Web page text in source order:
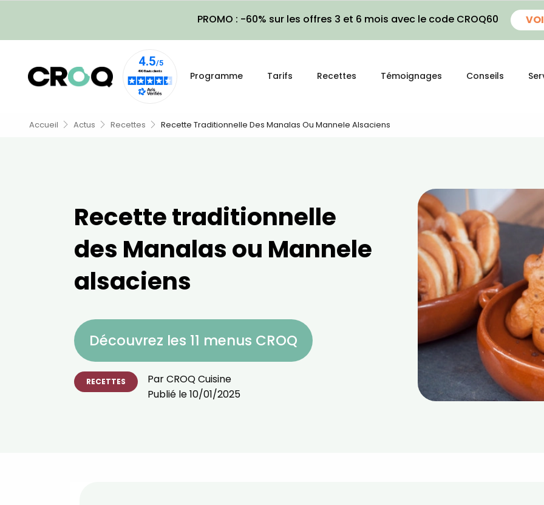
PROMO : -60% sur les offres 3 et 6 mois avec le code CROQ60
Programme Tarifs Recettes Témoignages Conseils
Accueil Actus Recettes Recette Traditionnelle Des Manalas Ou Mannele Alsaciens
Recette traditionnelle
des Manalas ou Mannele
alsaciens
Découvrez les 11 menus CROQ
RECETTES ParCROQ Cuisine
Publié le10/01/2025